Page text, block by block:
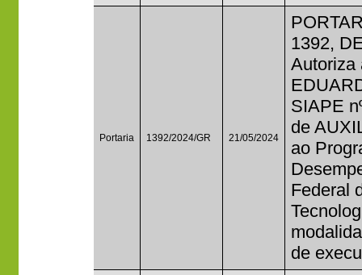
Portaria 1392/2024/GR 21/05/2024
1392,
Autoriza
SIAPE
de
ao
Federal
de